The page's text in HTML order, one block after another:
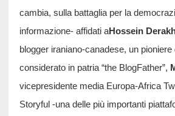
cambia, sulla battaglia per la
informazione- affidati aHossein
blogger iraniano-canadese, un pioniere
considerato in patria “the BlogFather”,
vicepresidente media Europa-Africa
Storyful -una delle più importanti